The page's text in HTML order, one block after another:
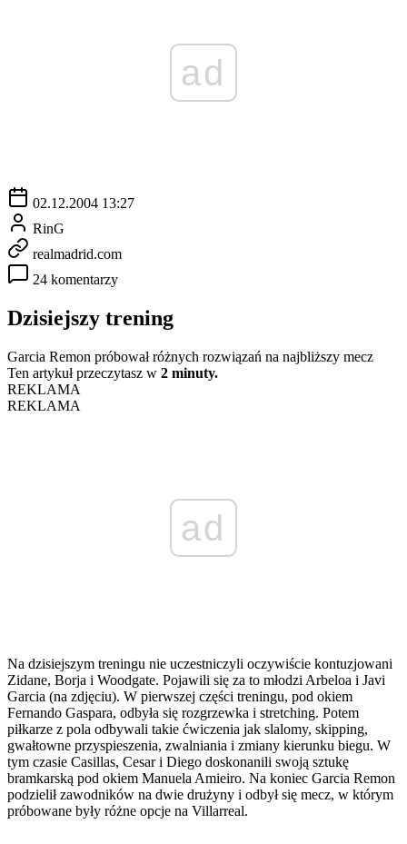
ad
02.12.2004 13:27
RinG
realmadrid.com
24 komentarzy
Dzisiejszy trening
Garcia Remon próbował różnych rozwiązań na najbliższy mecz
Ten artykuł przeczytasz w 2 minuty.
REKLAMA
REKLAMA
ad
Na dzisiejszym treningu nie uczestniczyli oczywiście kontuzjowani
Zidane, Borja i Woodgate. Pojawili się za to młodzi Arbeloa i Javi
Garcia (na zdjęciu). W pierwszej części treningu, pod okiem
Fernando Gaspara, odbyła się rozgrzewka i stretching. Potem
piłkarze z pola odbywali takie ćwiczenia jak slalomy, skipping,
gwałtowne przyspieszenia, zwalniania i zmiany kierunku biegu. W
tym czasie Casillas, Cesar i Diego doskonanili swoją sztukę
bramkarską pod okiem Manuela Amieiro. Na koniec Garcia Remon
podzielił zawodników na dwie drużyny i odbył się mecz, w którym
próbowane były różne opcje na Villarreal.